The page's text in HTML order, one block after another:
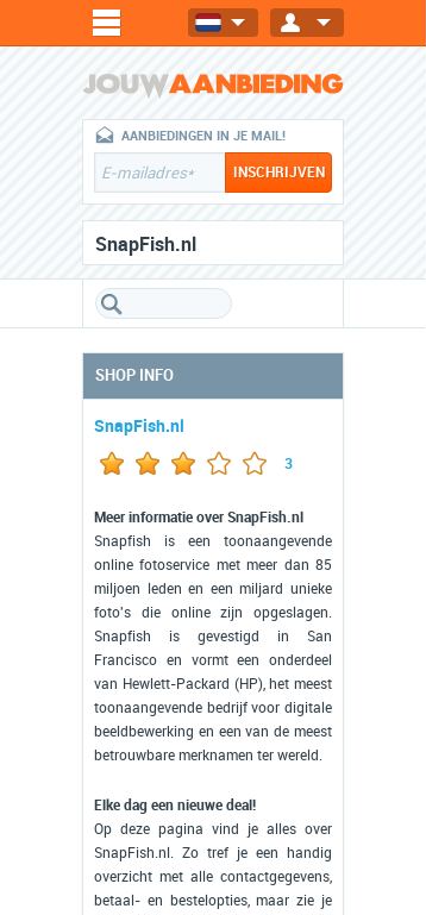
AANBIEDINGEN IN JE MAIL!
SnapFish.nl
SHOP INFO
SnapFish.nl
3
Meer informatie over SnapFish.nl
Snapfish is een toonaangevende
online fotoservice met meer dan 85
miljoen leden en een miljard unieke
foto's die online zijn opgeslagen.
Snapfish is gevestigd in San
Francisco en vormt een onderdeel
van Hewlett-Packard (HP), het meest
toonaangevende bedrijf voor digitale
beeldbewerking en een van de meest
betrouwbare merknamen ter wereld.
Elke dag een nieuwe deal!
Op deze pagina vind je alles over
SnapFish.nl. Zo tref je een handig
overzicht met alle contactgegevens,
betaal- en bestelopties, maar zie je